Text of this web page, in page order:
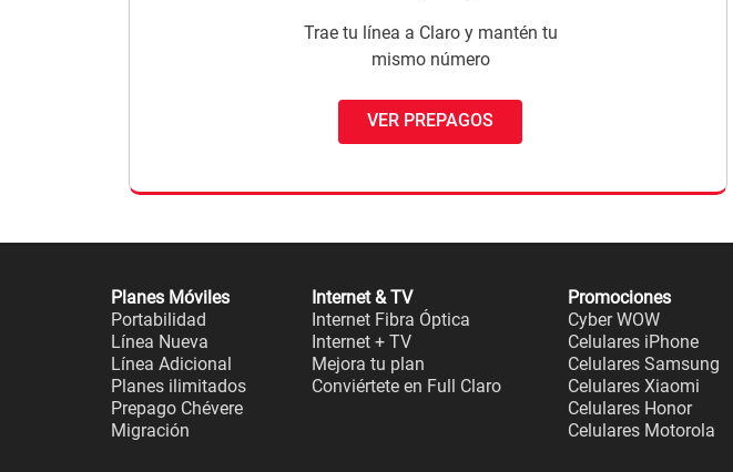
Trae tu línea a Claro y mantén tu
mismo número
VER PREPAGOS
Planes Móviles
Portabilidad
Línea Nueva
Línea Adicional
Planes ilimitados
Prepago Chévere
Migración
Internet & TV
Internet Fibra Óptica
Internet + TV
Mejora tu plan
Conviértete en Full Claro
Promociones
Cyber WOW
Celulares iPhone
Celulares Samsung
Celulares Xiaomi
Celulares Honor
Celulares Motorola